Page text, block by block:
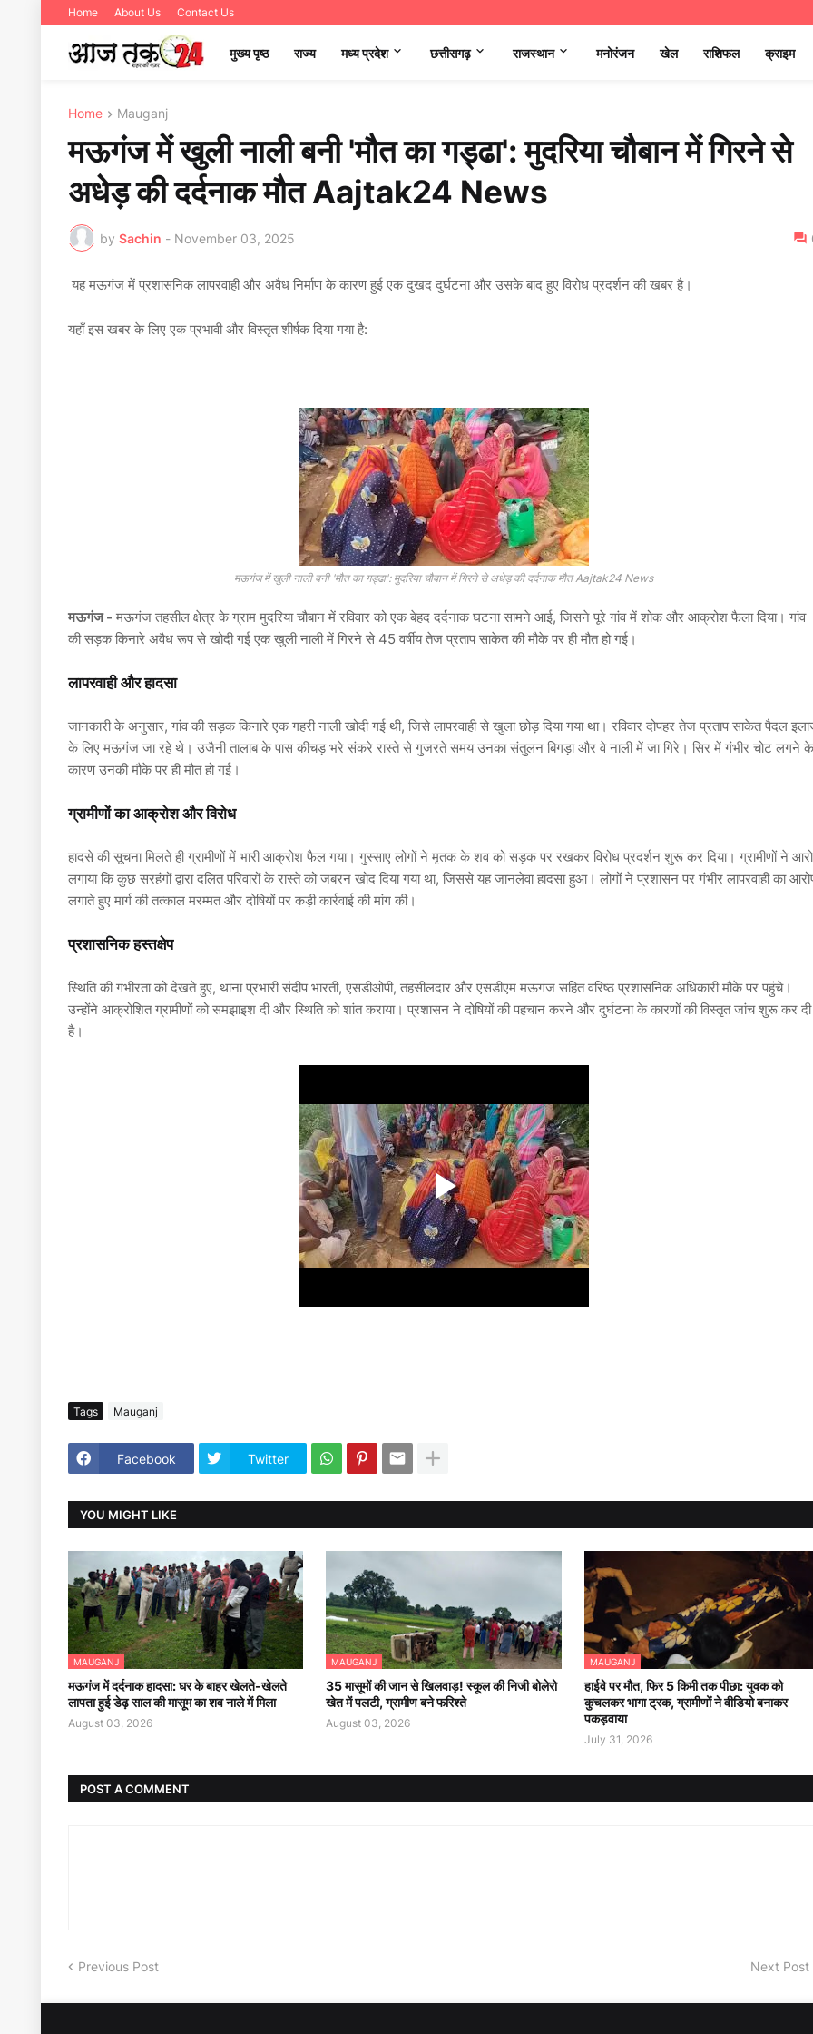
Home About Us Contact Us
मुख्य पृष्ठ राज्य मध्‍य प्रदेश छत्तीसगढ़ राजस्थान मनोरंजन खेल राशिफल क्राइम
Home Mauganj
मऊगंज में खुली नाली बनी 'मौत का गड्ढा': मुदरिया चौबान में गिरने से
अधेड़ की दर्दनाक मौत Aajtak24 News
by Sachin - November 03, 2025
यह मऊगंज में प्रशासनिक लापरवाही और अवैध निर्माण के कारण हुई एक दुखद दुर्घटना और उसके बाद हुए विरोध प्रदर्शन की खबर है।
यहाँ इस खबर के लिए एक प्रभावी और विस्तृत शीर्षक दिया गया है:
मऊगंज में खुली नाली बनी 'मौत का गड्ढा': मुदरिया चौबान में गिरने से अधेड़ की दर्दनाक मौत Aajtak24 News
मऊगंज - मऊगंज तहसील क्षेत्र के ग्राम मुदरिया चौबान में रविवार को एक बेहद दर्दनाक घटना सामने आई, जिसने पूरे गांव में शोक और आक्रोश फैला दिया। गांव
की सड़क किनारे अवैध रूप से खोदी गई एक खुली नाली में गिरने से 45 वर्षीय तेज प्रताप साकेत की मौके पर ही मौत हो गई।
लापरवाही और हादसा
जानकारी के अनुसार, गांव की सड़क किनारे एक गहरी नाली खोदी गई थी, जिसे लापरवाही से खुला छोड़ दिया गया था। रविवार दोपहर तेज प्रताप साकेत पैदल
के लिए मऊगंज जा रहे थे। उजैनी तालाब के पास कीचड़ भरे संकरे रास्ते से गुजरते समय उनका संतुलन बिगड़ा और वे नाली में जा गिरे। सिर में गंभीर चोट लगने के
कारण उनकी मौके पर ही मौत हो गई।
ग्रामीणों का आक्रोश और विरोध
हादसे की सूचना मिलते ही ग्रामीणों में भारी आक्रोश फैल गया। गुस्साए लोगों ने मृतक के शव को सड़क पर रखकर विरोध प्रदर्शन शुरू कर दिया। ग्रामीणों ने
लगाया कि कुछ सरहंगों द्वारा दलित परिवारों के रास्ते को जबरन खोद दिया गया था, जिससे यह जानलेवा हादसा हुआ। लोगों ने प्रशासन पर गंभीर लापरवाही का
लगाते हुए मार्ग की तत्काल मरम्मत और दोषियों पर कड़ी कार्रवाई की मांग की।
प्रशासनिक हस्तक्षेप
स्थिति की गंभीरता को देखते हुए, थाना प्रभारी संदीप भारती, एसडीओपी, तहसीलदार और एसडीएम मऊगंज सहित वरिष्ठ प्रशासनिक अधिकारी मौके पर पहुंचे।
उन्होंने आक्रोशित ग्रामीणों को समझाइश दी और स्थिति को शांत कराया। प्रशासन ने दोषियों की पहचान करने और दुर्घटना के कारणों की विस्तृत जांच शुरू कर दी
है।
Tags Mauganj
Facebook Twitter
YOU MIGHT LIKE
MAUGANJ
मऊगंज में दर्दनाक हादसा: घर के बाहर खेलते-खेलते
लापता हुई डेढ़ साल की मासूम का शव नाले में मिला
August 03, 2026
MAUGANJ
35 मासूमों की जान से खिलवाड़! स्कूल की निजी बोलेरो
खेत में पलटी, ग्रामीण बने फरिश्ते
August 03, 2026
MAUGANJ
हाईवे पर मौत, फिर 5 किमी तक पीछा: युवक को
कुचलकर भागा ट्रक, ग्रामीणों ने वीडियो बनाकर
पकड़वाया
July 31, 2026
POST A COMMENT
Previous Post Next Post